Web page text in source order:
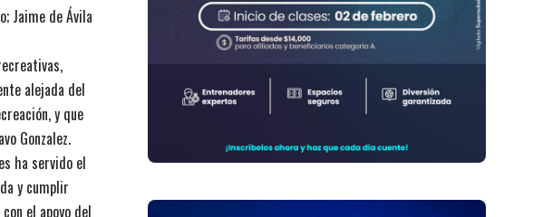
Jaime de Ávila
alejada del
y que
Gonzalez.
ha servido el
y cumplir
el apoyo del